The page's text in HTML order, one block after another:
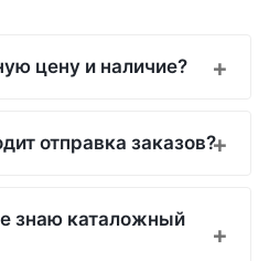
цену и наличие?
отправка заказов?
знаю каталожный